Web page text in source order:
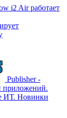
i2 Air работает
Publisher -
приложений.
ИТ. Новинки